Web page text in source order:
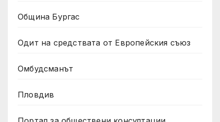
Община Бургас
Одит на средствата от Европейския съюз
Омбудсманът
Пловдив